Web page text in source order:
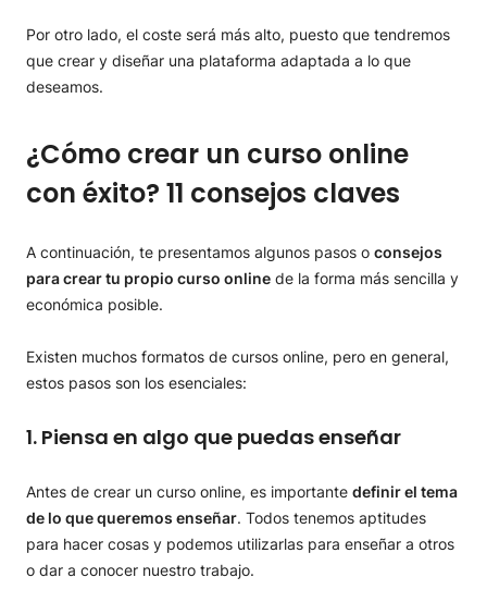
Por otro lado, el coste será más alto, puesto que tendremos
que crear y diseñar una plataforma adaptada a lo que
deseamos.
¿Cómo crear un curso online
con éxito? 11 consejos claves
A continuación, te presentamos algunos pasos o consejos
para crear tu propio curso online de la forma más sencilla y
económica posible.
Existen muchos formatos de cursos online, pero en general,
estos pasos son los esenciales:
1. Piensa en algo que puedas enseñar
Antes de crear un curso online, es importante definir el tema
de lo que queremos enseñar. Todos tenemos aptitudes
para hacer cosas y podemos utilizarlas para enseñar a otros
o dar a conocer nuestro trabajo.